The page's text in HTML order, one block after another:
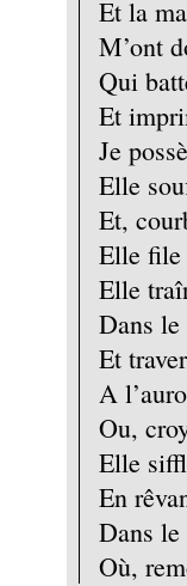
Et la
M’ont
Qui
Et
Je
Elle
Et,
Elle file
Elle
Dans
Et
A
Ou,
Elle
En
Dans
Où,